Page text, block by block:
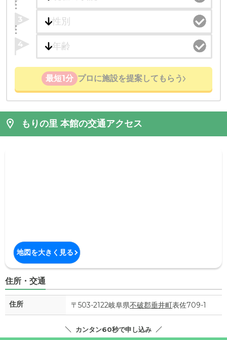
3
4
最短1分 プロに施設を提案してもらう
もりの里 本館の交通アクセス
地図を大きく見る
住所・交通
住所 〒503-2122岐阜県不破郡垂井町表佐709-1
カンタン60秒で申し込み